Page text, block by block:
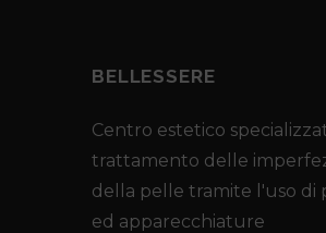
BELLESSERE
Centro estetico
trattamento delle
della pelle tramite l'uso di
ed apparecchiature